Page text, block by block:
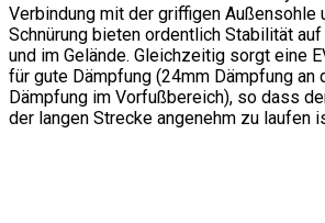
Verbindung mit der griffigen Außensohle
Schnürung bieten ordentlich Stabilität
und im Gelände. Gleichzeitig sorgt eine
für gute Dämpfung (24mm Dämpfung an
Dämpfung im Vorfußbereich), so dass
der langen Strecke angenehm zu laufen